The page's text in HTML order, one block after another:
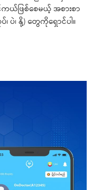
ယ်ဖြစ်စေမယ့် အစားစာ
၊ ပဲ၊ နို့) တွေကိုရှောင်ပါ။